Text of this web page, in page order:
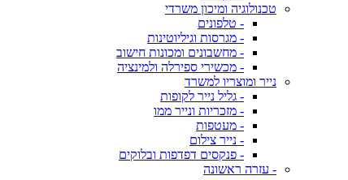
טכנולוגיה ומיכון משרדי
- טלפונים
- מגרסות וגיליוטינות
- מחשבונים ומכונות חישוב
- מכשירי ספירלה ולמינציה
נייר ומוצריו למשרד
- גליל נייר לקופות
- מזכריות ונייר ממו
- מעטפות
- נייר צילום
- פנקסים דפדפות ובלוקים
- עזרה ראשונה